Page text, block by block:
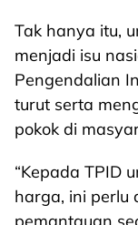
Tak hanya itu,
menjadi isu
Pengendalian
turut serta
pokok di
“Kepada TPID
harga, ini perlu